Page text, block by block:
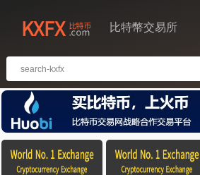
比特幣交易所